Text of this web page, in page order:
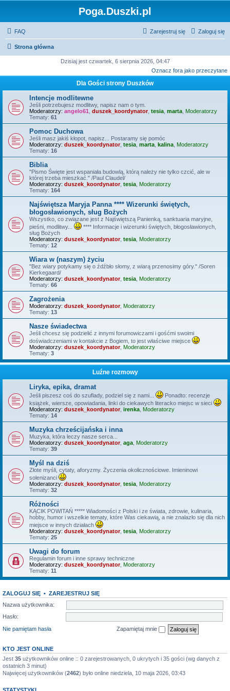
Poga.Duszki.pl
FAQ Zaloguj się
Zarejestruj się
Strona główna
Dzisiaj jest czwartek, 6 sierpnia 2026, 04:47
Oznacz fora jako przeczytane
Dla Gości strony Duszków
Intencje modlitewne
Jeśli potrzebujesz modlitwy, napisz nam o tym.
Moderatorzy: angelo61 duszek_koordynator, tesia marta Moderatorzy
Tematy: 61
Pomoc Duchowa
Jeśli masz jakiś kłopot, napisz... Postaramy się pomóc
Moderatorzy: duszek_koordynator, tesia marta kalina Moderatorzy
Tematy: 16
Biblia
"Pismo Święte jest wspaniała budowlą, którą należy nie tylko czcić, ale w
której trzeba mieszkać." /Paul Claudel/
Moderatorzy: duszek_koordynator, tesia Moderatorzy
Tematy: 164
Najświętsza Maryja Panna **** Wizerunki świętych,
błogosławionych, sług Bożych
Wszystko, co związane jest z Najświętszą Panienką, sanktuaria maryjne,
pieśni, modlitwy...
**** Informacje i wizerunki świętych, błogosławionych,
sług Bożych
Moderatorzy: duszek_koordynator, tesia Moderatorzy
Tematy: 12
Wiara w (naszym) życiu
"Bez wiary potykamy się o źdźbło słomy, z wiarą przenosimy góry." /Soren
Kierkegaard/
Moderatorzy: duszek_koordynator, tesia Moderatorzy
Tematy: 66
Zagrożenia
Moderatorzy: duszek_koordynator, Moderatorzy
Tematy: 13
Nasze świadectwa
Jeśli chcesz się podzielić z innymi forumowiczami i gośćmi swoimi
doświadczeniami w kontakcie z Bogiem, to jest właściwe miejsce
Moderatorzy: duszek_koordynator, Moderatorzy
Tematy: 3
Luźne rozmowy
Liryka, epika, dramat
Jeśli piszesz coś do szuflady, podziel się z nami...
Ponadto: recenzje
książek, wiersze, opowiadania, linki do ciekawych literacko miejsc w sieci
Moderatorzy: duszek_koordynator, irenka Moderatorzy
Tematy: 14
Muzyka chrześcijańska i inna
Muzyka, która leczy nasze serca...
Moderatorzy: duszek_koordynator, aga Moderatorzy
Tematy: 39
Myśl na dziś
Złote myśli, cytaty, aforyzmy. Życzenia okolicznościowe. Imieninowi
solenizanci
Moderatorzy: duszek_koordynator, tesia Moderatorzy
Tematy: 32
Różności
KĄCIK POWITAŃ ***** Wiadomości z Polski i ze świata, zdrowie, kulinaria,
hobby, humor i wszelkie tematy, które Was ciekawią, a nie znalazło się dla nich
miejsce w innych działach
Moderatorzy: duszek_koordynator, tesia Moderatorzy
Tematy: 25
Uwagi do forum
Regulamin forum i inne sprawy techniczne
Moderatorzy: duszek_koordynator, Moderatorzy
Tematy: 11
ZALOGUJ SIĘ • ZAREJESTRUJ SIĘ
Nazwa użytkownika:
Hasło:
Nie pamiętam hasła
Zapamiętaj mnie
KTO JEST ONLINE
Jest 35 użytkowników online :: 0 zarejestrowanych, 0 ukrytych i 35 gości (wg danych z
ostatnich 3 minut)
Najwięcej użytkowników (2462) było online niedziela, 10 maja 2026, 03:43
STATYSTYKI